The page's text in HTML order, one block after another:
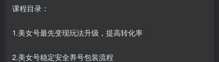
课程目录：
1.美女号最先变现玩法升级，提高转化率
2.美女号稳定安全养号包装流程